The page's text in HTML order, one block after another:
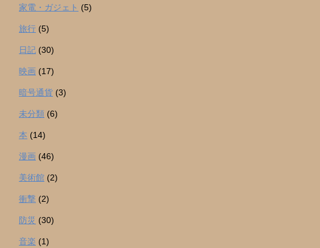
家電・ガジェト (5)
旅行 (5)
日記 (30)
映画 (17)
暗号通貨 (3)
未分類 (6)
本 (14)
漫画 (46)
美術館 (2)
衝撃 (2)
防災 (30)
音楽 (1)